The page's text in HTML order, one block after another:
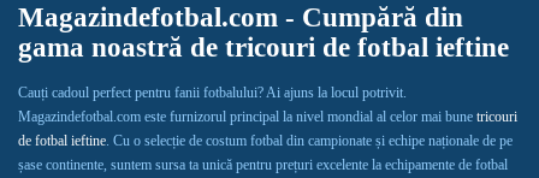
Magazindefotbal.com - Cumpără din
gama noastră de tricouri de fotbal ieftine
Cauți cadoul perfect pentru fanii fotbalului? Ai ajuns la locul potrivit.
Magazindefotbal.com este furnizorul principal la nivel mondial al celor mai bune tricouri
de fotbal ieftine. Cu o selecție de costum fotbal din campionate și echipe naționale de pe
șase continente, suntem sursa ta unică pentru prețuri excelente la echipamente de fotbal